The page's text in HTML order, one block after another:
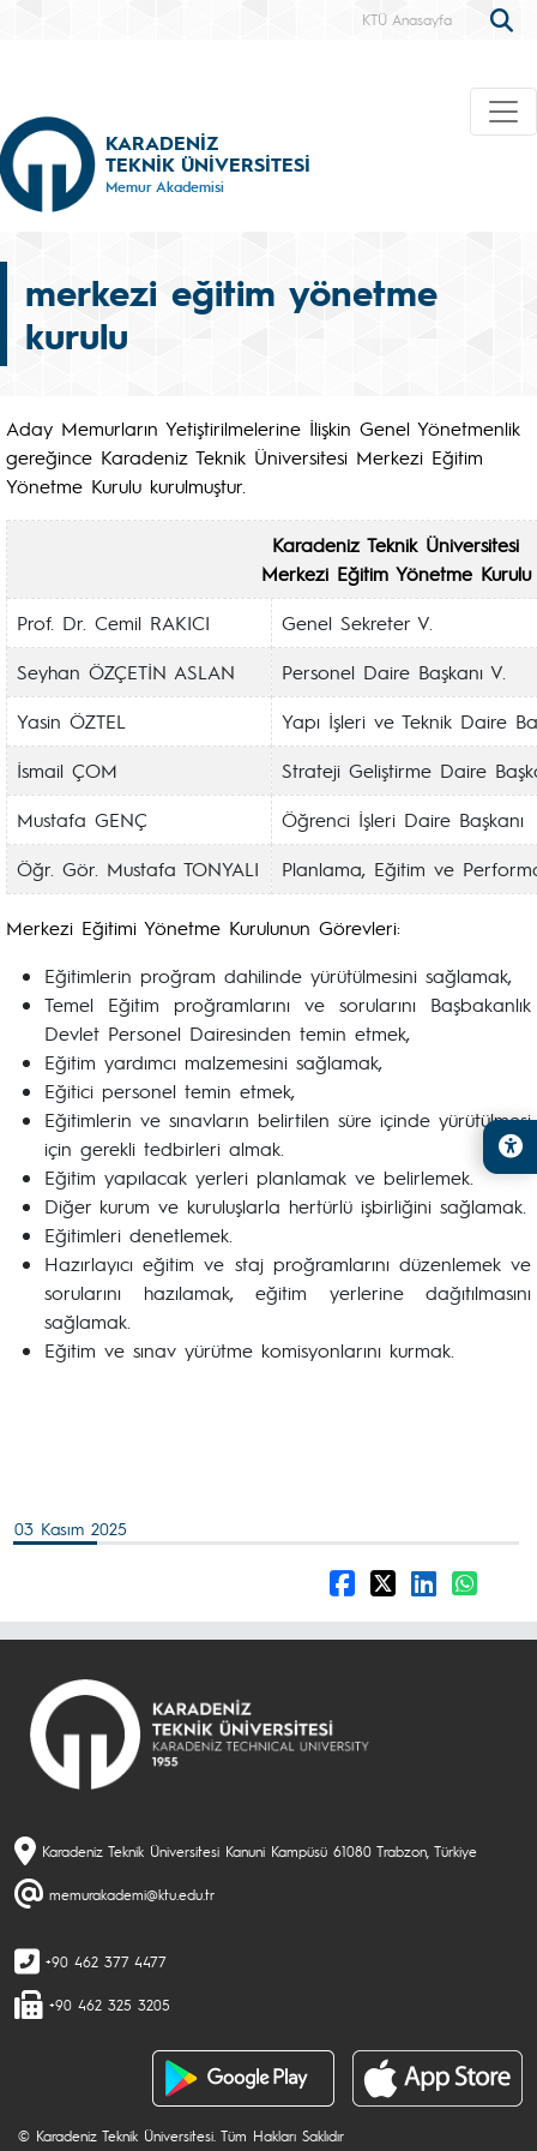
KTÜ Anasayfa
KARADENİZ
TEKNİK ÜNİVERSİTESİ
Memur Akademisi
merkezi eğitim yönetme
kurulu
Aday Memurların Yetiştirilmelerine İlişkin Genel Yönetmenlik
gereğince Karadeniz Teknik Üniversitesi Merkezi Eğitim
Yönetme Kurulu kurulmuştur.
Karadeniz Teknik Üniversitesi
Merkezi Eğitim Yönetme Kurulu
Prof. Dr. Cemil RAKICI
Genel Sekreter V.
Seyhan ÖZÇETİN ASLAN
Personel Daire Başkanı V.
Yasin ÖZTEL
Yapı İşleri ve Teknik Daire
İsmail ÇOM
Strateji Geliştirme Daire
Mustafa GENÇ
Öğrenci İşleri Daire Başkanı
Öğr. Gör. Mustafa TONYALI
Planlama, Eğitim ve
Merkezi Eğitimi Yönetme Kurulunun Görevleri:
Eğitimlerin proğram dahilinde yürütülmesini sağlamak,
Temel Eğitim proğramlarını ve sorularını Başbakanlık
Devlet Personel Dairesinden temin etmek,
Eğitim yardımcı malzemesini sağlamak,
Eğitici personel temin etmek,
Eğitimlerin ve sınavların belirtilen süre içinde yürütülmesi
için gerekli tedbirleri almak.
Eğitim yapılacak yerleri planlamak ve belirlemek.
Diğer kurum ve kuruluşlarla hertürlü işbirliğini sağlamak.
Eğitimleri denetlemek.
Hazırlayıcı eğitim ve staj proğramlarını düzenlemek ve
sorularını hazılamak, eğitim yerlerine dağıtılmasını
sağlamak.
Eğitim ve sınav yürütme komisyonlarını kurmak.
03 Kasım 2025
Karadeniz Teknik Üniversitesi Kanuni Kampüsü 61080 Trabzon, Türkiye
memurakademi@ktu.edu.tr
+90 462 377 4477
+90 462 325 3205
© Karadeniz Teknik Üniversitesi. Tüm Hakları Saklıdır